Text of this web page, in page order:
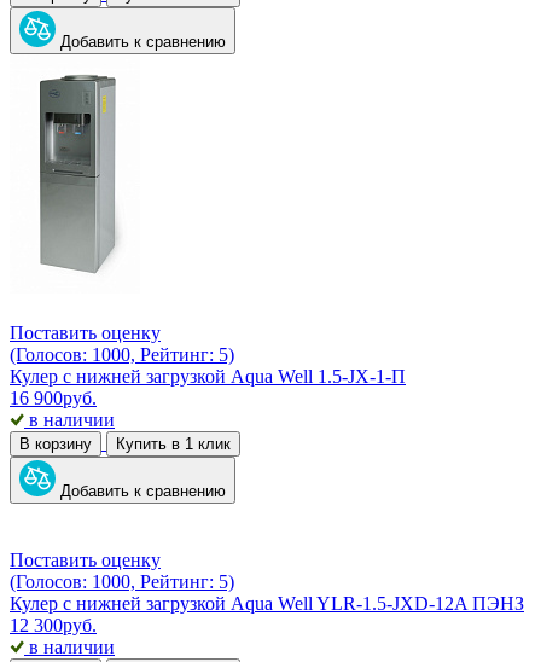
Добавить к сравнению
Поставить оценку
(Голосов: 1000, Рейтинг: 5)
Кулер с нижней загрузкой Aqua Well 1.5-JX-1-П
16 900руб.
в наличии
В корзину Купить в 1 клик
Добавить к сравнению
Поставить оценку
(Голосов: 1000, Рейтинг: 5)
Кулер с нижней загрузкой Aqua Well YLR-1.5-JXD-12A ПЭНЗ
12 300руб.
в наличии